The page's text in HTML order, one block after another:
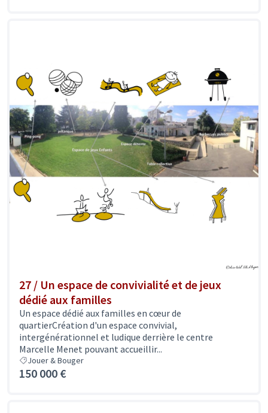
27 / Un espace de convivialité et de jeux
dédié aux familles
Un espace dédié aux familles en cœur de
quartierCréation d'un espace convivial,
intergénérationnel et ludique derrière le centre
Marcelle Menet pouvant accueillir...
Jouer & Bouger
150 000 €